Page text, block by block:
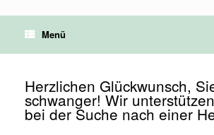
Menü
Herzlichen Glückwunsch,
schwanger! Wir
bei der Suche nach einer